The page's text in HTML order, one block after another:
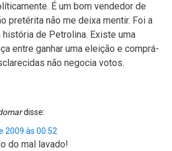
É um bom vendedor de
pretérita não me deixa mentir. Foi a
de Petrolina. Existe uma
entre ganhar uma eleição e comprá-
não negocia votos.
disse:
2009 às 00:52
do mal lavado!